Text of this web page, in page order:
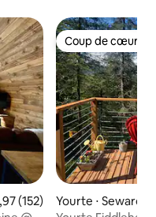
appréciés
moyenne sur la
(152)
Coup de cœur
Coup de cœur
Yourte ⋅ Seward